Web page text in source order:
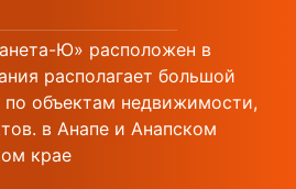
Ю» расположен в
располагает большой
объектам недвижимости,
в Анапе и Анапском
крае